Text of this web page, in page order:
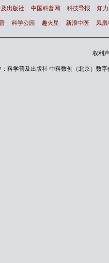
出版社 中国科普网 科技导报 知
科学公园 趣火星 新浪中医 凤凰
权利
科学普及出版社 中科数创（北京）数